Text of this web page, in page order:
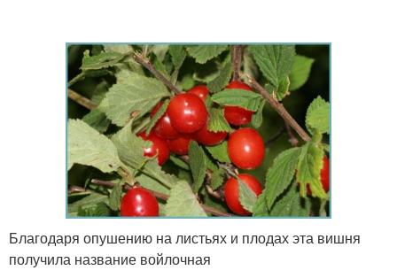
Благодаря опушению на листьях и плодах эта вишня
получила название войлочная